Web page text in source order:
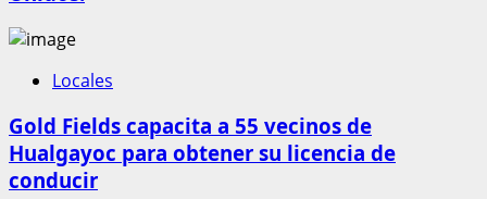
Locales
Gold Fields capacita a 55 vecinos de
Hualgayoc para obtener su licencia de
conducir